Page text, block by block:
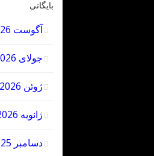
بایگانی
آگوست 2026
جولای 2026
ژوئن 2026
ژانویه 2026
دسامبر 2025